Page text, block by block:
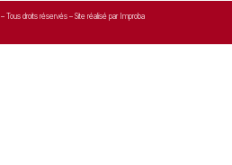
– Tous droits réservés – Site réalisé par Improba